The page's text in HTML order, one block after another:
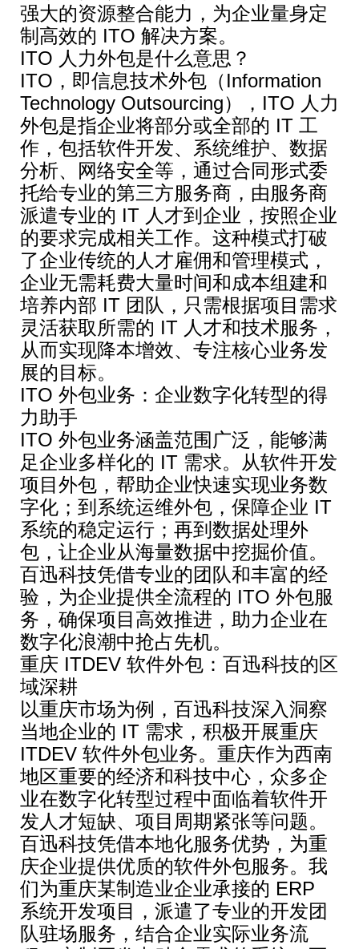
强大的资源整合能力，为企业量身定
制高效的 ITO 解决方案。
ITO 人力外包是什么意思？
ITO，即信息技术外包（Information
Technology Outsourcing），ITO 人力
外包是指企业将部分或全部的 IT 工
作，包括软件开发、系统维护、数据
分析、网络安全等，通过合同形式委
托给专业的第三方服务商，由服务商
派遣专业的 IT 人才到企业，按照企业
的要求完成相关工作。这种模式打破
了企业传统的人才雇佣和管理模式，
企业无需耗费大量时间和成本组建和
培养内部 IT 团队，只需根据项目需求
灵活获取所需的 IT 人才和技术服务，
从而实现降本增效、专注核心业务发
展的目标。
ITO 外包业务：企业数字化转型的得
力助手
ITO 外包业务涵盖范围广泛，能够满
足企业多样化的 IT 需求。从软件开发
项目外包，帮助企业快速实现业务数
字化；到系统运维外包，保障企业 IT
系统的稳定运行；再到数据处理外
包，让企业从海量数据中挖掘价值。
百迅科技凭借专业的团队和丰富的经
验，为企业提供全流程的 ITO 外包服
务，确保项目高效推进，助力企业在
数字化浪潮中抢占先机。
重庆 ITDEV 软件外包：百迅科技的区
域深耕
以重庆市场为例，百迅科技深入洞察
当地企业的 IT 需求，积极开展重庆
ITDEV 软件外包业务。重庆作为西南
地区重要的经济和科技中心，众多企
业在数字化转型过程中面临着软件开
发人才短缺、项目周期紧张等问题。
百迅科技凭借本地化服务优势，为重
庆企业提供优质的软件外包服务。我
们为重庆某制造业企业承接的 ERP
系统开发项目，派遣了专业的开发团
队驻场服务，结合企业实际业务流